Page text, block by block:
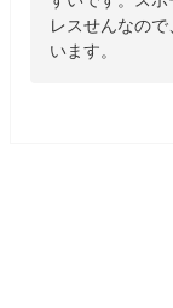
レスせんなの
います。